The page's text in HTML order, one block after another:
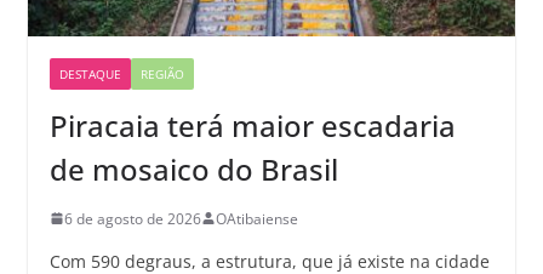
DESTAQUE REGIÃO
Piracaia terá maior escadaria
de mosaico do Brasil
6 de agosto de 2026 OAtibaiense
Com 590 degraus, a estrutura, que já existe na cidade